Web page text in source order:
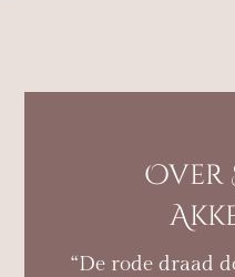
Over
“De rode draad